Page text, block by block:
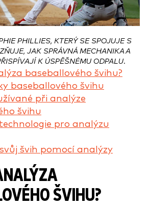
PHILLIES, KTERÝ SE SPOJUJE S
JAK SPRÁVNÁ MECHANIKA A
K ÚSPĚŠNÉMU ODPALU.
baseballového švihu?
baseballového švihu
při analýze
švihu
pro analýzu
švih pomocí analýzy
ŠVIHU?